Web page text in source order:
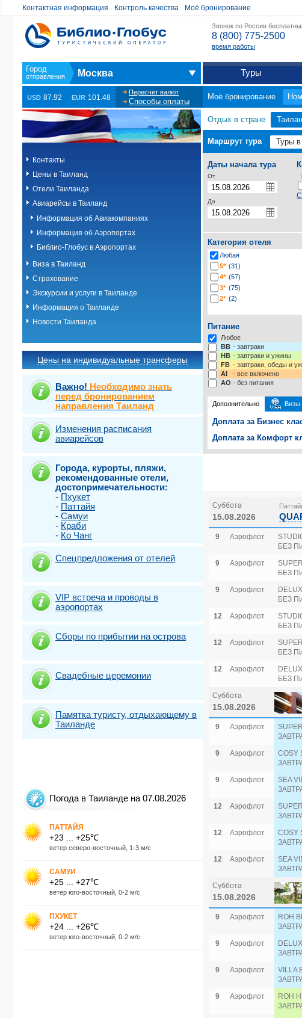
Контактная информация Контроль качества Моё бронирование
Звонок по России
8 (800) 775-2500
время работы
Москва Туры
USD 87.92 EUR 101.48
Пересчет валют
Способы оплаты
Моё бронирование
Контакты
Цены в Таиланд
Отели Таиланда
Авиарейсы в Таиланд
Информация об Авиакомпаниях
Информация об Аэропортах
Библио-Глобус в Аэропортах
Виза в Таиланд
Страхование
Экскурсии и услуги в Таиланде
Информация о Таиланде
Новости Таиланда
Цены на индивидуальные трансферы
Важно! Необходимо знать
перед бронированием
направления Таиланд
Изменения расписания
авиарейсов
Города, курорты, пляжи,
рекомендованные отели,
достопримечательности:
- Пхукет
- Паттайя
- Самуи
- Краби
- Ко Чанг
Спецпредложения от отелей
VIP встреча и проводы в
аэропортах
Сборы по прибытии на острова
Свадебные церемонии
Памятка туристу, отдыхающему в
Таиланде
Погода в Таиланде на 07.08.2026
ПАТТАЙЯ
+23 ... +25℃
ветер северо-восточный, 1-3 м/с
САМУИ
+25 ... +27℃
ветер юго-восточный, 0-2 м/с
ПХУКЕТ
+24 ... +26℃
ветер юго-восточный, 0-2 м/с
Отдых в стране
Маршрут тура
Даты начала тура
От
До
Категория отеля
Любая
5* (31)
4* (57)
3* (75)
2* (2)
Питание
Любое
BB - завтраки
HB - завтраки и ужины
FB - завтраки, обеды и
AI
- все включено
AO - без питания
Дополнительно Визы
Доплата за Бизнес
Доплата за Комфорт
Суббота
15.08.2026
9 Аэрофлот
БЕЗ
9 Аэрофлот
БЕЗ
9 Аэрофлот
БЕЗ
12 Аэрофлот
БЕЗ
12 Аэрофлот
БЕЗ
12 Аэрофлот
БЕЗ
Суббота
15.08.2026
9 Аэрофлот
9 Аэрофлот
COSY
9 Аэрофлот
SEA
12 Аэрофлот
12 Аэрофлот
COSY
12 Аэрофлот
SEA
Суббота
15.08.2026
9 Аэрофлот
ROH
9 Аэрофлот
9 Аэрофлот
VILLA
9 Аэрофлот
ROH